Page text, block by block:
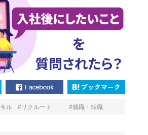
ル リクルート 就職・転職